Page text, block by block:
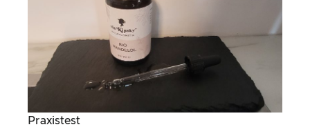
Praxistest